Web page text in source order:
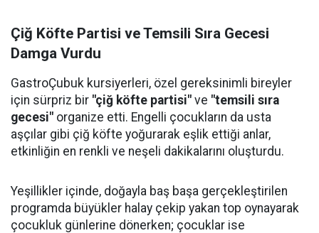
Çiğ Köfte Partisi ve Temsili Sıra Gecesi
Damga Vurdu
GastroÇubuk kursiyerleri, özel gereksinimli bireyler
için sürpriz bir "çiğ köfte partisi" ve "temsili sıra
gecesi" organize etti. Engelli çocukların da usta
aşçılar gibi çiğ köfte yoğurarak eşlik ettiği anlar,
etkinliğin en renkli ve neşeli dakikalarını oluşturdu.
Yeşillikler içinde, doğayla baş başa gerçekleştirilen
programda büyükler halay çekip yakan top oynayarak
çocukluk günlerine dönerken; çocuklar ise